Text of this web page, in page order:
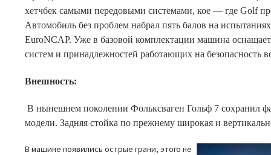
хетчбек самыми передовыми системами, кое — где Golf
Автомобиль без проблем набрал пять балов на
EuroNCAP. Уже в базовой комплектации машина
систем и принадлежностей работающих на безопасность
Внешность:
В нынешнем поколении Фольксваген Гольф 7 сохранил
модели. Задняя стойка по прежнему широкая и
В машине появились острые грани, этого не